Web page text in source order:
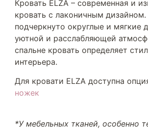
Кровать ELZA – современная и
кровать с лаконичным
подчеркнуто округлые и мягкие
уютной и расслабляющей
спальне кровать определяет
интерьера.
Для кровати ELZA доступна
ножек
*У мебельных тканей, особенно